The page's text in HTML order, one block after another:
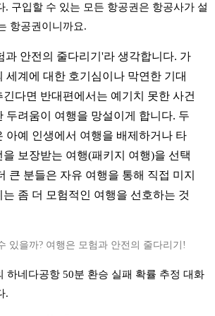
. 구입할 수 있는 모든 항공권은 항공사가 설
항공권이니까요.
과 안전의 줄다리기'라 생각합니다. 가
세계에 대한 호기심이나 막연한 기대
다면 반대편에서는 예기치 못한 사건
두려움이 여행을 망설이게 합니다. 두
아예 인생에서 여행을 배제하거나 타
보장받는 여행(패키지 여행)을 선택
큰 분들은 자유 여행을 통해 직접 미지
좀 더 모험적인 여행을 선호하는 것
있을까? 여행은 모험과 안전의 줄다리기!
하네다공항 50분 환승 실패 확률 추정 대화
.